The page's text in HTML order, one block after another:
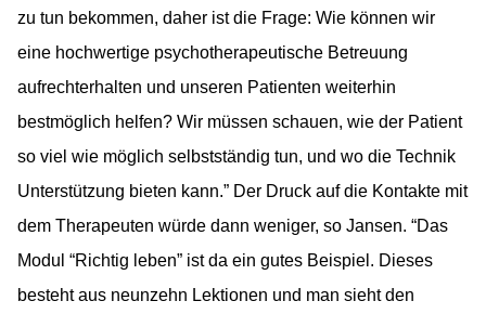
zu tun bekommen, daher ist die Frage: Wie können wir
eine hochwertige psychotherapeutische Betreuung
aufrechterhalten und unseren Patienten weiterhin
bestmöglich helfen? Wir müssen schauen, wie der Patient
so viel wie möglich selbstständig tun, und wo die Technik
Unterstützung bieten kann.” Der Druck auf die Kontakte mit
dem Therapeuten würde dann weniger, so Jansen. “Das
Modul “Richtig leben” ist da ein gutes Beispiel. Dieses
besteht aus neunzehn Lektionen und man sieht den